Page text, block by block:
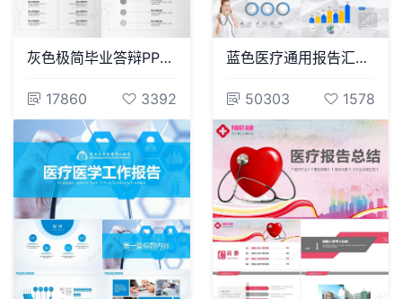
灰色极简毕业答辩PPT模板
17860 3392
蓝色医疗通用报告汇总通用PPT模版
50303 1578